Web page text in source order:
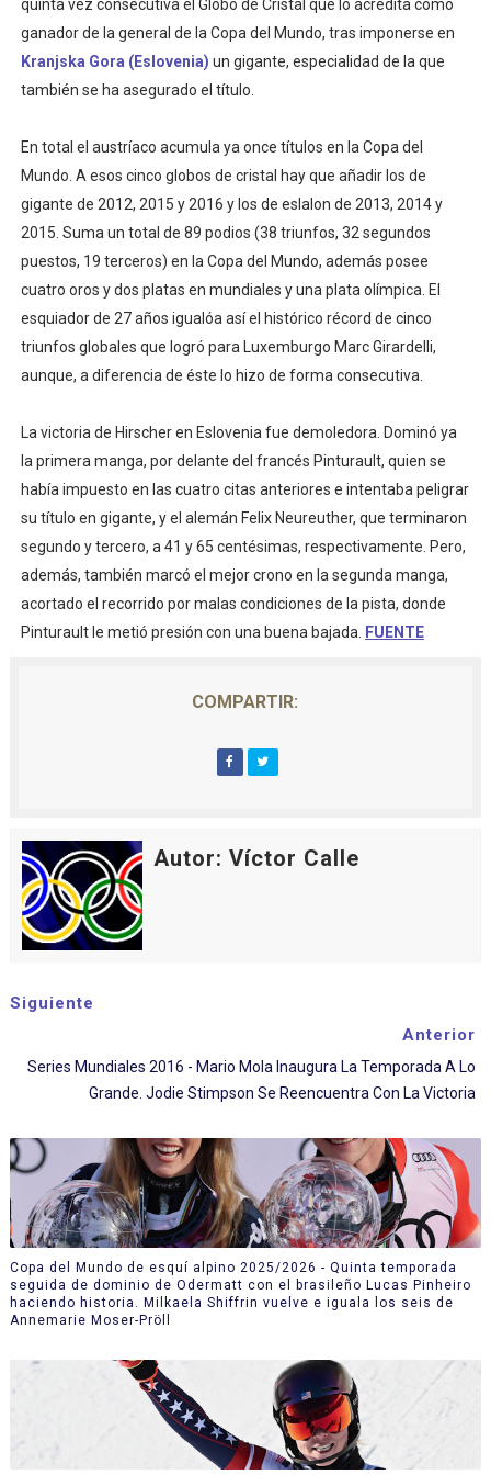
Tour de Francia masculino 2026 - Tadej Pogacar
Mundial de Fórmula 1 2026 - Lando Norris consigue
Tour de Francia femenino 2026 - Etapa 6
Women's Pro Baseball League 2026
Campeonato de Europa en aguas abiertas 2026
quinta vez consecutiva el Globo de Cristal que lo acredita como
ganador de la general de la Copa del Mundo, tras imponerse en
Kranjska Gora (Eslovenia) un gigante, especialidad de la que
también se ha asegurado el título.
En total el austríaco acumula ya once títulos en la Copa del
Mundo. A esos cinco globos de cristal hay que añadir los de
gigante de 2012, 2015 y 2016 y los de eslalon de 2013, 2014 y
2015. Suma un total de 89 podios (38 triunfos, 32 segundos
puestos, 19 terceros) en la Copa del Mundo, además posee
cuatro oros y dos platas en mundiales y una plata olímpica. El
esquiador de 27 años igualóa así el histórico récord de cinco
triunfos globales que logró para Luxemburgo Marc Girardelli,
aunque, a diferencia de éste lo hizo de forma consecutiva.
La victoria de Hirscher en Eslovenia fue demoledora. Dominó ya
la primera manga, por delante del francés Pinturault, quien se
había impuesto en las cuatro citas anteriores e intentaba peligrar
su título en gigante, y el alemán Felix Neureuther, que terminaron
segundo y tercero, a 41 y 65 centésimas, respectivamente. Pero,
además, también marcó el mejor crono en la segunda manga,
acortado el recorrido por malas condiciones de la pista, donde
Pinturault le metió presión con una buena bajada.
FUENTE
COMPARTIR:
Autor: Víctor Calle
Siguiente
Anterior
Series Mundiales 2016 - Mario Mola Inaugura La Temporada A Lo
Grande. Jodie Stimpson Se Reencuentra Con La Victoria
Copa del Mundo de esquí alpino 2025/2026 - Quinta temporada
seguida de dominio de Odermatt con el brasileño Lucas Pinheiro
haciendo historia. Milkaela Shiffrin vuelve e iguala los seis de
Annemarie Moser-Pröll